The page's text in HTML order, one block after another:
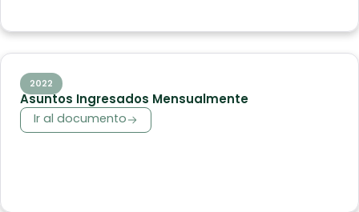
2022
Asuntos Ingresados Mensualmente
Ir al documento